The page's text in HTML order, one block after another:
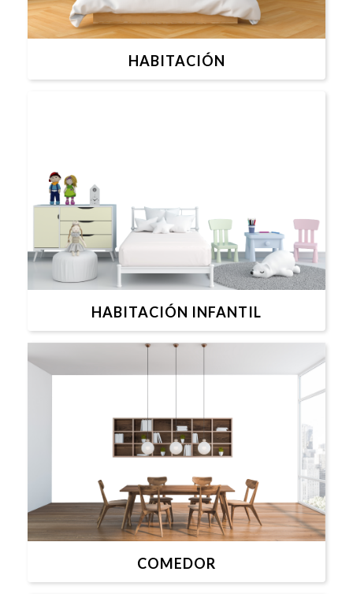
HABITACIÓN
HABITACIÓN INFANTIL
COMEDOR